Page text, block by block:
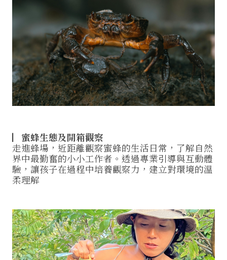
▏ 蜜蜂生態及開箱觀察
走進蜂場，近距離觀察蜜蜂的生活日常，了解自然
界中最勤奮的小小工作者。透過專業引導與互動體
驗，讓孩子在過程中培養觀察力，建立對環境的溫
柔理解